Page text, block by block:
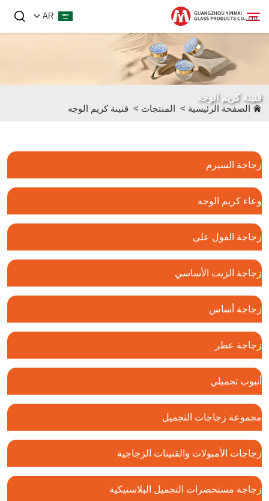
AR
الصفحة الرئيسية
المنتجات
الأخبار
قنينة كريم الوجه
الصفحة الرئيسية > المنتجات > قنينة كريم الوجه
زجاجة السيرم
وعاء كريم الوجه
زجاجة الفول على
زجاجة الزيت الأساسي
زجاجة أساس
زجاجة عطر
أنبوب تجميلي
مجموعة زجاجات التجميل
زجاجات الأمبولات والقنينات الزجاجية
زجاجة مستحضرات التجميل البلاستيكية